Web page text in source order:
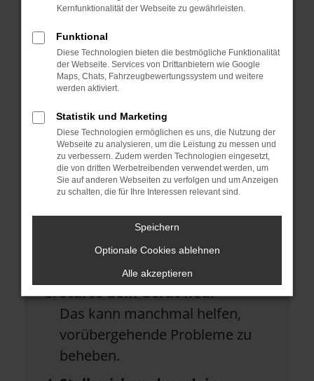
deine Internetverbindung.
Laden andere Webseiten, zum
Beispiel deine Suchmaschine?
Prüfe deine
Browsererweiterungen.
Manche Erweiterungen, wie
Werbeblocker, können das
Laden bestimmter Seiten
verhindern. Funktioniert die Seite
in einem anderen Browser oder
Starte dein Gerät neu.
Das kann manchmal helfen,
vorübergehende Probleme zu
beheben.
Kernfunktionalität der Webseite zu gewährleisten.
Funktional
Diese Technologien bieten die bestmögliche Funktionalität
der Webseite. Services von Drittanbietern wie Google
Maps, Chats, Fahrzeugbewertungssystem und weitere
werden aktiviert.
Statistik und Marketing
Diese Technologien ermöglichen es uns, die Nutzung der
Webseite zu analysieren, um die Leistung zu messen und
zu verbessern. Zudem werden Technologien eingesetzt,
die von dritten Werbetreibenden verwendet werden, um
Sie auf anderen Webseiten zu verfolgen und um Anzeigen
zu schalten, die für Ihre Interessen relevant sind.
Speichern
Optionale Cookies ablehnen
Alle akzeptieren